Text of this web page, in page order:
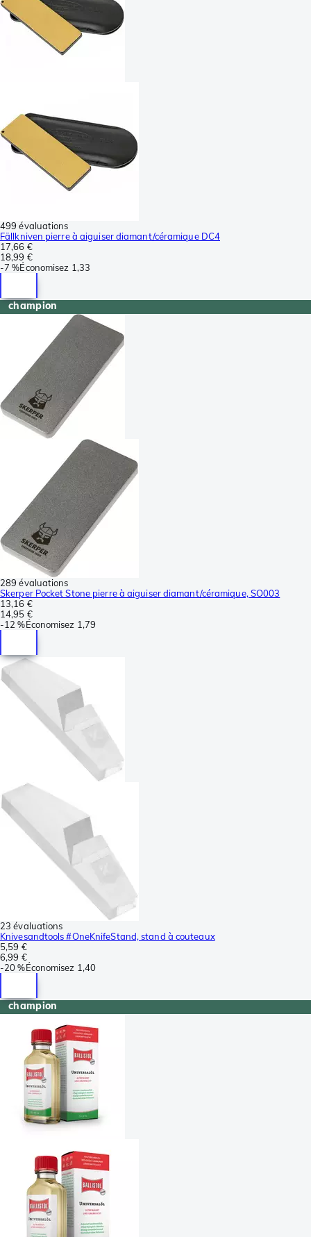
499 évaluations
Fällkniven pierre à aiguiser diamant/céramique DC4
17,66 €
18,99 €
-7 %Économisez 1,33
champion
289 évaluations
Skerper Pocket Stone pierre à aiguiser diamant/céramique, SO003
13,16 €
14,95 €
-12 %Économisez 1,79
23 évaluations
Knivesandtools #OneKnifeStand, stand à couteaux
5,59 €
6,99 €
-20 %Économisez 1,40
champion